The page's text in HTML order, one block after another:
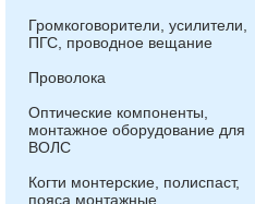
Громкоговорители, усилители,
ПГС, проводное вещание
Проволока
Оптические компоненты,
монтажное оборудование для
ВОЛС
Когти монтерские, полиспаст,
пояса монтажные